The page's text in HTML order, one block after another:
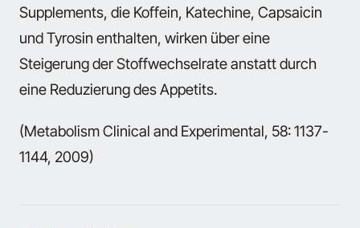
Supplements, die Koffein, Katechine, Capsaicin
und Tyrosin enthalten, wirken über eine
Steigerung der Stoffwechselrate anstatt durch
eine Reduzierung des Appetits.
(Metabolism Clinical and Experimental, 58: 1137-
1144, 2009)